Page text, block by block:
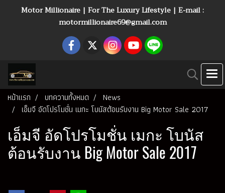
Motor Millionaire | For The Luxury Lifestyle | E-mail :
motormillionaire69@gmail.com
หน้าแรก บทความทั้งหมด
News
เอ็มจี อัดโปรโมชั่น เมกะ โบนัสต้อนรับงาน Big Motor Sale 2017
เอ็มจี อัดโปรโมชั่น เมกะ โบนัส
ต้อนรับงาน Big Motor Sale 2017